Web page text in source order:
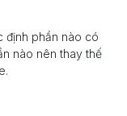
định phần nào có
nào nên thay thế